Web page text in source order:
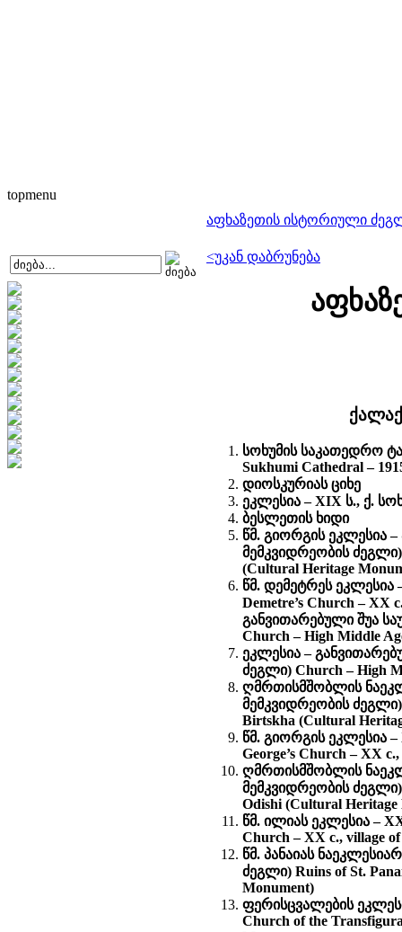
topmenu
აფხაზეთის ისტორიული
<უკან დაბრუნება
სოხუმის საკათედრო
Sukhumi Cathedral –
დიოსკურიას ციხე
ეკლესია – XIX ს., ქ.
ბესლეთის ხიდი
წმ. გიორგის ეკლესია
მემკვიდრეობის ძეგლი)
(Cultural Heritage
წმ. დემეტრეს
Demetre’s Church – XX
განვითარებული შუა
Church – High Middle
ეკლესია –
ძეგლი) Church – High
ღმრთისმშობლის
მემკვიდრეობის ძეგლი)
Birtskha (Cultural
წმ. გიორგის ეკლესია
George’s Church – XX
ღმრთისმშობლის
მემკვიდრეობის ძეგლი)
Odishi (Cultural Heritage
წმ. ილიას ეკლესია –
Church – XX c., village
წმ. პანაიას
ძეგლი) Ruins of St.
Monument)
ფერისცვალების
Church of the